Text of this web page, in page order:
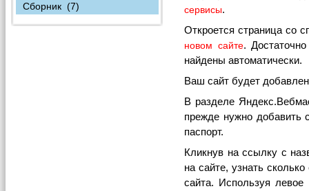
Сборник (7)
сервисы.
Откроется страница со
новом сайте.
найдены автоматически.
Ваш сайт будет
В разделе
прежде нужно добавить
паспорт.
Кликнув на ссылку с
на сайте, узнать
сайта. Используя